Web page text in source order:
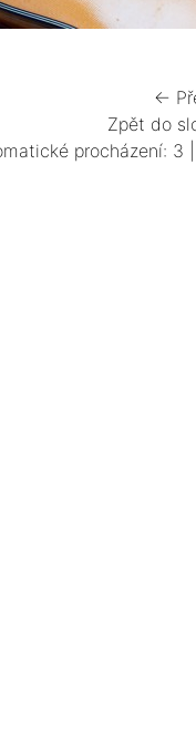
←
Zpět do
procházení: 3